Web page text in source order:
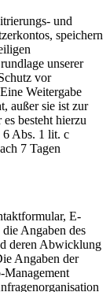
und
speichern
unserer
vor
Weitergabe
außer sie ist zur
besteht hierzu
6 Abs. 1 lit. c
7 Tagen
E-
Angaben des
deren Abwicklung
Angaben der
Management